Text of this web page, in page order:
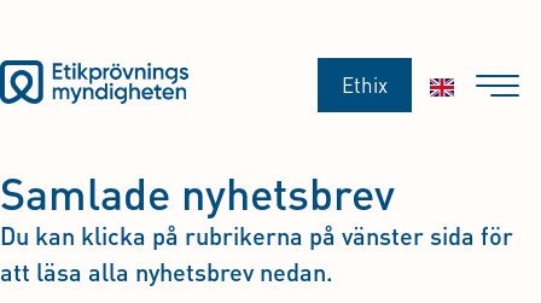
Ethix
Samlade nyhetsbrev
Du kan klicka på rubrikerna på vänster sida för
att läsa alla nyhetsbrev nedan.